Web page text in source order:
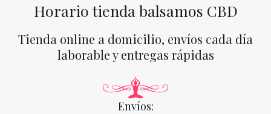
Horario tienda balsamos CBD
Tienda online a domicilio, envíos cada día
laborable y entregas rápidas
Envíos: